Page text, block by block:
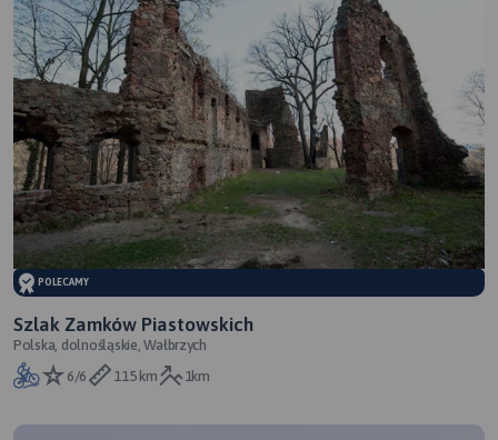
POLECAMY
Szlak Zamków Piastowskich
Polska, dolnośląskie, Wałbrzych
6/6
115 km 1km